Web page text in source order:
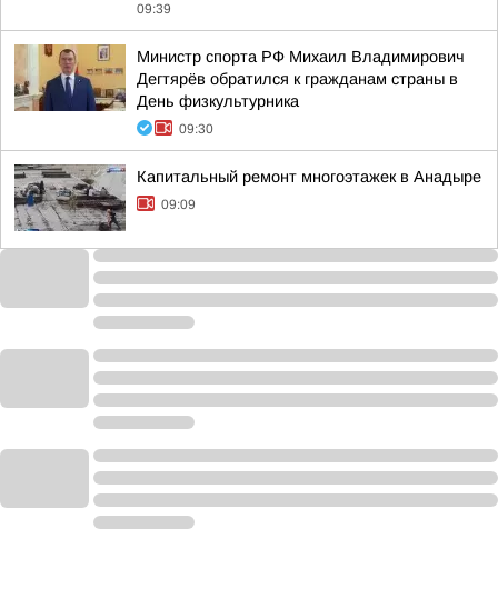
09:39
Министр спорта РФ Михаил Владимирович
Дегтярёв обратился к гражданам страны в
День физкультурника
09:30
Капитальный ремонт многоэтажек в Анадыре
09:09